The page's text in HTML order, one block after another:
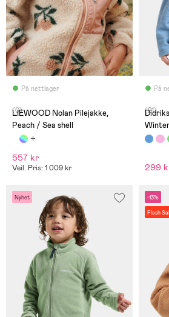
På nettlager
(0)
LIEWOOD Nolan Pilejakke,
Peach / Sea shell
557 kr
Veil. Pris: 1 009 kr
På
(21)
299
Nyhet -13%
Flash